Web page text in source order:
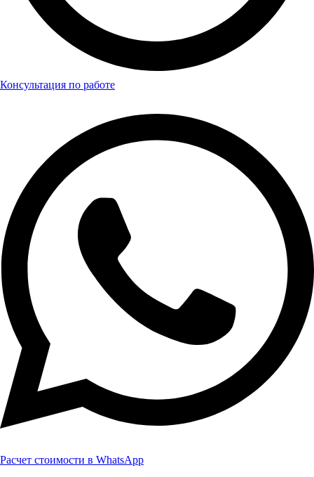
Консультация по работе
Расчет стоимости в WhatsApp